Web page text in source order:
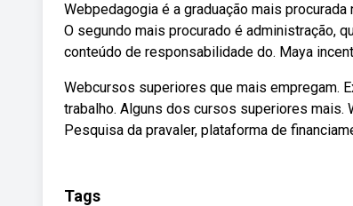
Webpedagogia é a graduação mais
O segundo mais procurado é administração,
conteúdo de responsabilidade do. Maya
Webcursos superiores que mais empregam.
trabalho. Alguns dos cursos superiores mais.
Pesquisa da pravaler, plataforma de
Tags